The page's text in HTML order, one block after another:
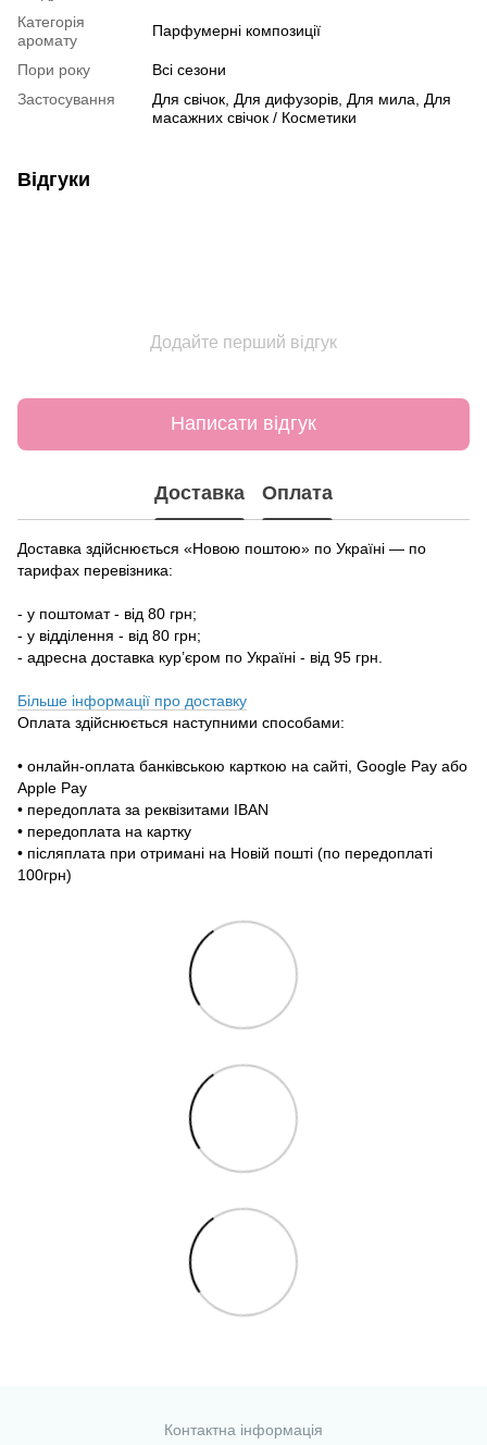
Категорія
аромату
Парфумерні композиції
Пори року
Всі сезони
Застосування
Для свічок, Для дифузорів, Для мила, Для
масажних свічок / Косметики
Відгуки
Додайте перший відгук
Написати відгук
Доставка Оплата
Доставка здійснюється «Новою поштою» по Україні — по
тарифах перевізника:
- у поштомат - від 80 грн;
- у відділення - від 80 грн;
- адресна доставка кур’єром по Україні - від 95 грн.
Більше інформації про доставку
Оплата здійснюється наступними способами:
• онлайн-оплата банківською карткою на сайті, Google Pay або
Apple Pay
• передоплата за реквізитами IBAN
• передоплата на картку
• післяплата при отримані на Новій пошті (по передоплаті
100грн)
Контактна інформація